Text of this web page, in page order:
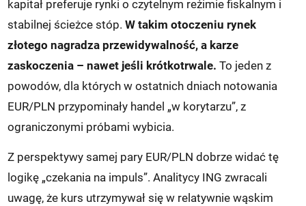
kapitał preferuje rynki o czytelnym reżimie fiskalnym i
stabilnej ścieżce stóp.W takim otoczeniu rynek
złotego nagradza przewidywalność, a karze
zaskoczenia – nawet jeśli krótkotrwale. To jeden z
powodów, dla których w ostatnich dniach notowania
EUR/PLN przypominały handel „w korytarzu”, z
ograniczonymi próbami wybicia.
Z perspektywy samej pary EUR/PLN dobrze widać tę
logikę „czekania na impuls”. Analitycy ING zwracali
uwagę, że kurs utrzymywał się w relatywnie wąskim